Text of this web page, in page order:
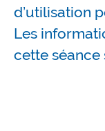
d’utilisation
Les
cette séance